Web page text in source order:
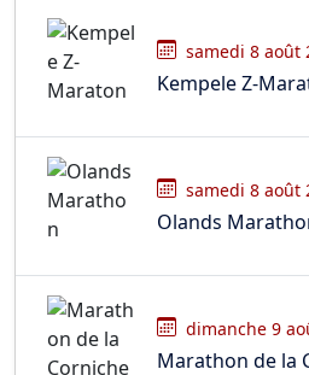
samedi 8 août
Kempele Z-
samedi 8 août
Olands
dimanche 9
Marathon de la